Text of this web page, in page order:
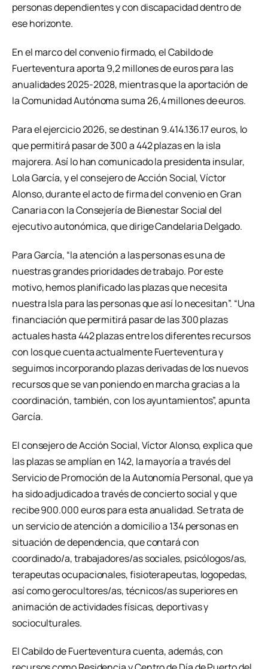
personas dependientes y con discapacidad dentro de
ese horizonte.
En el marco del convenio firmado, el Cabildo de
Fuerteventura aporta 9,2 millones de euros para las
anualidades 2025-2028, mientras que la aportación de
la Comunidad Autónoma suma 26,4 millones de euros.
Para el ejercicio 2026, se destinan 9.414.136.17 euros, lo
que permitirá pasar de 300 a 442 plazas en la isla
majorera. Así lo han comunicado la presidenta insular,
Lola García, y el consejero de Acción Social, Víctor
Alonso, durante el acto de firma del convenio en Gran
Canaria con la Consejería de Bienestar Social del
ejecutivo autonómica, que dirige Candelaria Delgado.
Para García, “la atención a las personas es una de
nuestras grandes prioridades de trabajo. Por este
motivo, hemos planificado las plazas que necesita
nuestra Isla para las personas que así lo necesitan”. “Una
financiación que permitirá pasar de las 300 plazas
actuales hasta 442 plazas entre los diferentes recursos
con los que cuenta actualmente Fuerteventura y
seguimos incorporando plazas derivadas de los nuevos
recursos que se van poniendo en marcha gracias a la
coordinación, también, con los ayuntamientos”, apunta
García.
El consejero de Acción Social, Víctor Alonso, explica que
las plazas se amplían en 142, la mayoría a través del
Servicio de Promoción de la Autonomía Personal, que ya
ha sido adjudicado a través de concierto social y que
recibe 900.000 euros para esta anualidad. Se trata de
un servicio de atención a domicilio a 134 personas en
situación de dependencia, que contará con
coordinado/a, trabajadores/as sociales, psicólogos/as,
terapeutas ocupacionales, fisioterapeutas, logopedas,
así como gerocultores/as, técnicos/as superiores en
animación de actividades físicas, deportivas y
socioculturales.
El Cabildo de Fuerteventura cuenta, además, con